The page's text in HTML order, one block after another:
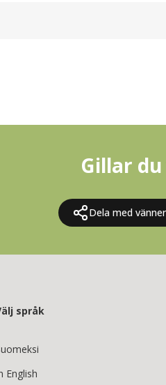
Gillar du
Dela med vänner
språk
English